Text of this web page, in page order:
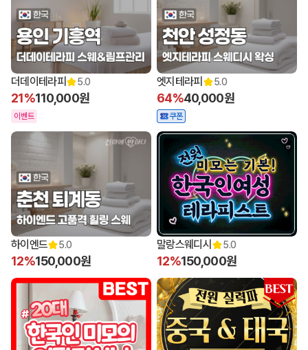
더데이테라피 5.0
21%110,000원
이벤트
엣지테라피 5.0
64%40,000원
쿠폰
하이엔드 5.0
12%150,000원
말랑스웨디시 5.0
12%150,000원